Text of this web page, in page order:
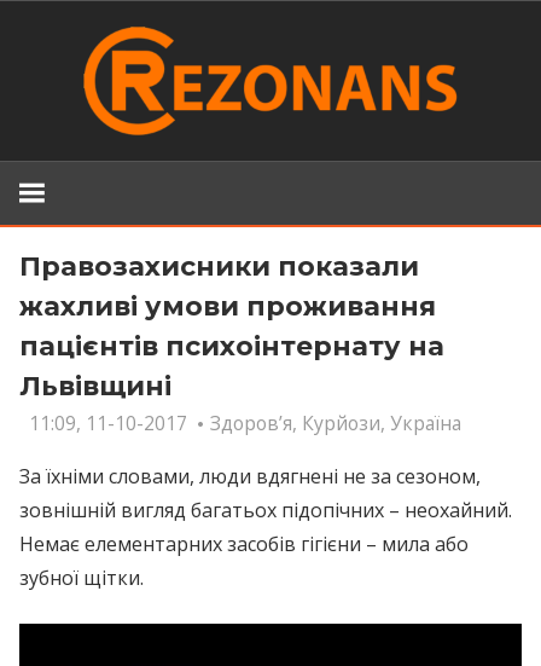
Правозахисники показали
жахливі умови проживання
пацієнтів психоінтернату на
Львівщині
11:09, 11-10-2017 Здоров’я, Курйози,Україна
За їхніми словами, люди вдягнені не за сезоном,
зовнішній вигляд багатьох підопічних – неохайний.
Немає елементарних засобів гігієни – мила або
зубної щітки.